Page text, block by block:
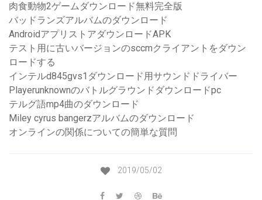
肉食動物2ゲームダウンロード無料完全版
バッドランズアルバムのダウンロード
AndroidアプリストアダウンロードAPK
テスト用に古いバージョンのsccmクライアントをダウン
ロードする
インテルd845gvs1ダウンロード用サウンドドライバー
Playerunknownのバトルグラウンドダウンロードpc
テルグ語mp4曲のダウンロード
Miley cyrus bangerzアルバムのダウンロード
オンラインの関係についての簡単な質問
2019/05/02